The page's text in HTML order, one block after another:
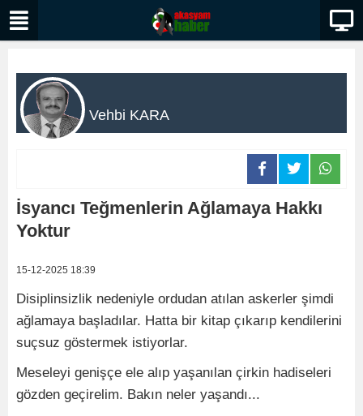
Vehbi KARA
İsyancı Teğmenlerin Ağlamaya Hakkı
Yoktur
15-12-2025 18:39
Disiplinsizlik nedeniyle ordudan atılan askerler şimdi
ağlamaya başladılar. Hatta bir kitap çıkarıp kendilerini
suçsuz göstermek istiyorlar.
Meseleyi genişçe ele alıp yaşanılan çirkin hadiseleri
gözden geçirelim. Bakın neler yaşandı...